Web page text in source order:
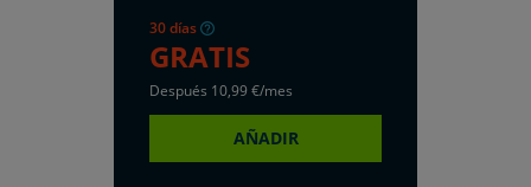
30 días
GRATIS
Después 10,99 €/mes
AÑADIR